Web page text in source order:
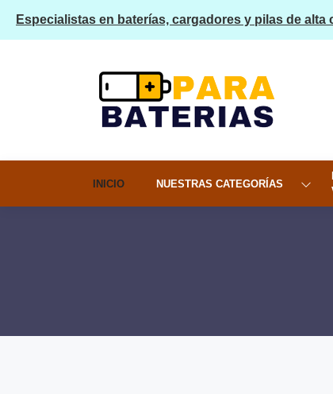
Especialistas en baterías, cargadores y pilas de alta
INICIO NUESTRAS CATEGORÍAS